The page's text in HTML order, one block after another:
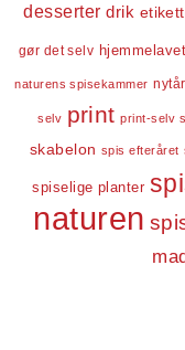
desserter drik
gør det selv hjemmelavet
naturens spisekammer nytår
selv print print-selv
skabelon spis efteråret
spiselige planter
naturen